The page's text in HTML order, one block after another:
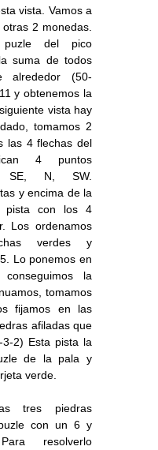
vista. Vamos a
2 monedas.
puzle del pico
suma de todos
alrededor (50-
y obtenemos la
vista hay
tomamos 2
las 4 flechas del
4 puntos
SE, N, SW.
y encima de la
pista con los 4
Los ordenamos
verdes y
Lo ponemos en
la
tomamos
fijamos en las
afiladas que
2) Esta pista la
de la pala y
verde.
tres piedras
con un 6 y
resolverlo